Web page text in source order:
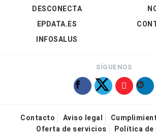
DESCONECTA
EPDATA.ES
INFOSALUS
SÍGUENOS
Contacto Aviso legal
Oferta de servicios
Política de